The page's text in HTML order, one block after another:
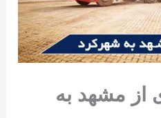
از مشهد به